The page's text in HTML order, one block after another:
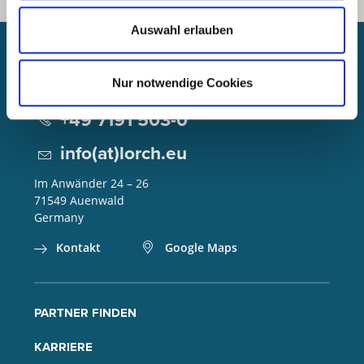
Auswahl erlauben
Nur notwendige Cookies
Lorch Schweißtechnik GmbH
+49 7191 503-0
info(at)lorch.eu
Im Anwänder 24 – 26
71549 Auenwald
Germany
Kontakt
Google Maps
PARTNER FINDEN
KARRIERE